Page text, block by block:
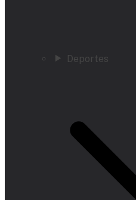
Deportes